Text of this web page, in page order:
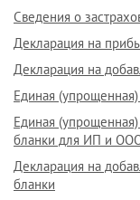
Сведения о
Декларация на
Декларация на
Единая
Единая
бланки для ИП и
Декларация на
бланки